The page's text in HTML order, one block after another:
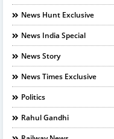
News Hunt Exclusive
News India Special
News Story
News Times Exclusive
Politics
Rahul Gandhi